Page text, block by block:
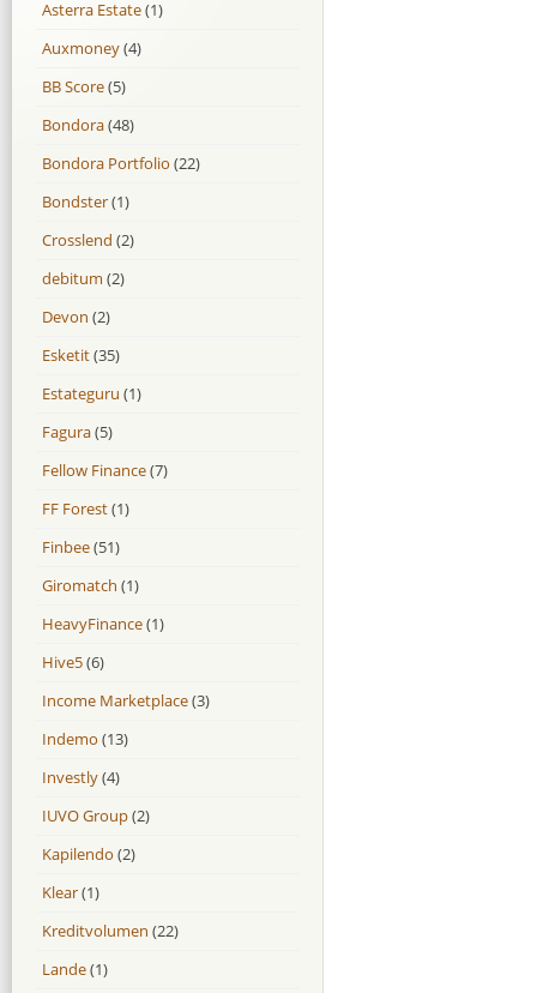
Asterra Estate(1)
Auxmoney(4)
BB Score(5)
Bondora(48)
Bondora Portfolio (22)
Bondster(1)
Crosslend (2)
debitum (2)
Devon (2)
Esketit(35)
Estateguru (1)
Fagura(5)
Fellow Finance(7)
FF Forest(1)
Finbee(51)
Giromatch (1)
HeavyFinance(1)
Hive5(6)
Income Marketplace(3)
Indemo (13)
Investly(4)
IUVO Group(2)
Kapilendo (2)
Klear(1)
Kreditvolumen (22)
Lande(1)